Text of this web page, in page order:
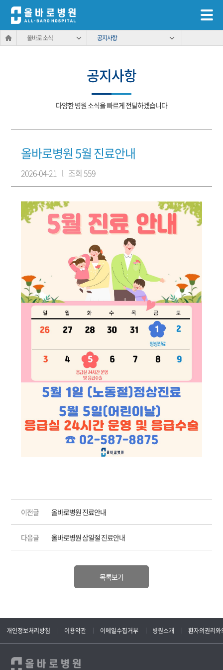
올바로 소식 공지사항
공지사항
다양한 병원 소식을 빠르게 전달하겠습니다
올바로병원 5월 진료안내
2026-04-21 l 조회 559
이전글 올바로병원 진료안내
다음글 올바로병원 삼일절 진료안내
목록보기
개인정보처리방침 이용약관 이메일수집거부 병원소개 환자의권리와